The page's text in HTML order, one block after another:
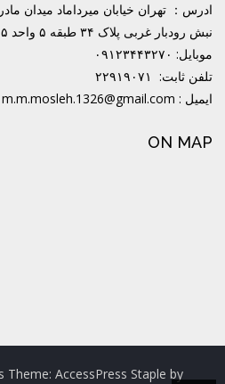
ادرس： تهران خیابان میرداماد میدان
نبش رودبار غربی پلاک ۳۴ طبقه ۵ واحد ۱۵
موبایل: ۰۹۱۲۳۴۴۳۲۷۰
تلفن ثابت: ۲۲۹۱۹۰۷۱
ایمیل : m.m.mosleh.1326@gmail.com
ON MAP
Theme: AccessPress Staple by